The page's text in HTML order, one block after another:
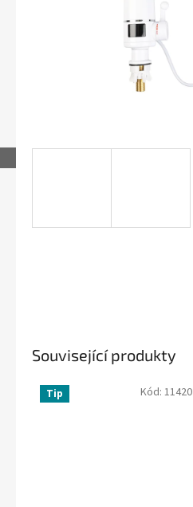
Související produkty
Tip Kód: 11420